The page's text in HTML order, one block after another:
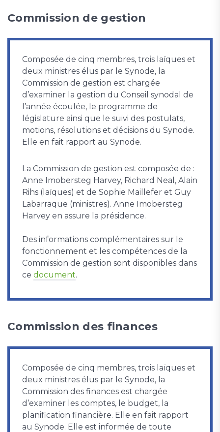
Commission de gestion
Composée de cinq membres, trois laïques et
deux ministres élus par le Synode, la
Commission de gestion est chargée
d’examiner la gestion du Conseil synodal de
l’année écoulée, le programme de
législature ainsi que le suivi des postulats,
motions, résolutions et décisions du Synode.
Elle en fait rapport au Synode.
La Commission de gestion est composée de :
Anne Imobersteg Harvey, Richard Neal, Alain
Rihs (laïques) et de Sophie Maillefer et Guy
Labarraque (ministres). Anne Imobersteg
Harvey en assure la présidence.
Des informations complémentaires sur le
fonctionnement et les compétences de la
Commission de gestion sont disponibles dans
ce document.
Commission des finances
Composée de cinq membres, trois laïques et
deux ministres élus par le Synode, la
Commission des finances est chargée
d’examiner les comptes, le budget, la
planification financière. Elle en fait rapport
au Synode. Elle est informée de toute